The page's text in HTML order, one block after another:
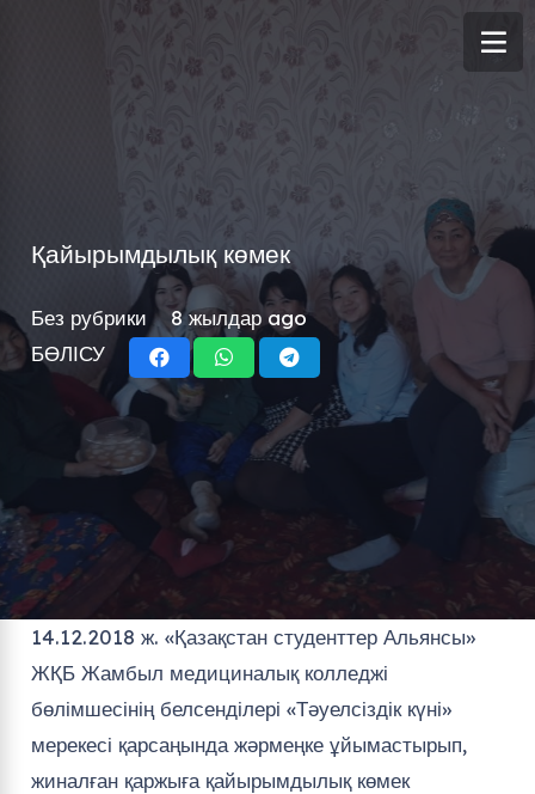
Қайырымдылық көмек
Без рубрики
8 жылдар ago
БӨЛІСУ
14.12.2018 ж. «Қазақстан студенттер Альянсы»
ЖҚБ Жамбыл медициналық колледжі
бөлімшесінің белсенділері «Тәуелсіздік күні»
мерекесі қарсаңында жәрмеңке ұйымастырып,
жиналған қаржыға қайырымдылық көмек